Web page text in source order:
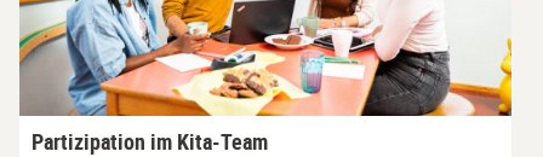
Partizipation im Kita-Team